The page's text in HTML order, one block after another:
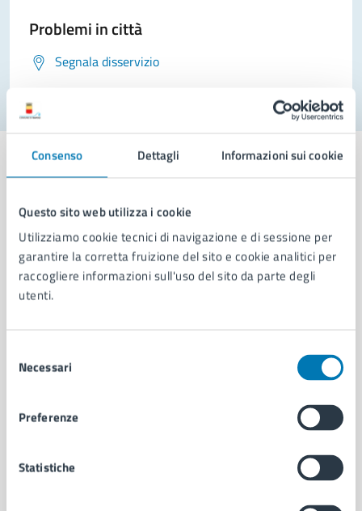
Consenso Dettagli Informazioni sui cookie
Questo sito web utilizza i cookie
Utilizziamo cookie tecnici di navigazione e di sessione per
garantire la corretta fruizione del sito e cookie analitici per
raccogliere informazioni sull'uso del sito da parte degli
utenti.
delNecessari
Preferenze
Statistiche
Problemi in città
Segnala disservizio
Comune di Napoli
AMMINISTRAZIONE
Aree amministrative
Enti e fondazioni
Personale amministrativo